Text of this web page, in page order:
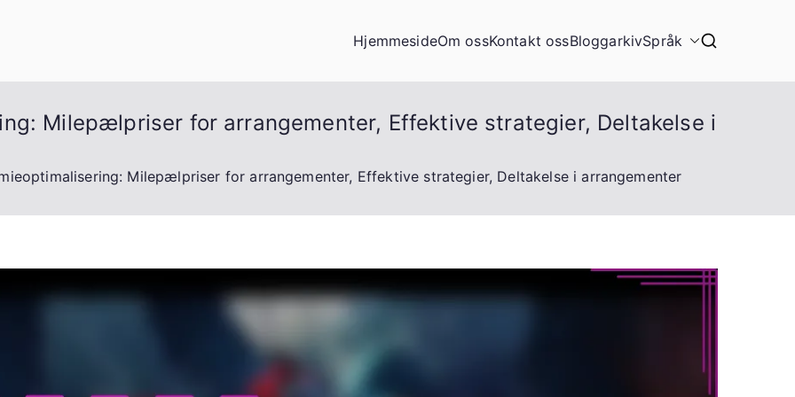
HjemmesideOm ossKontakt ossBloggarkivSpråk
Milepælpriser for arrangementer, Effektive strategier, Deltakelse i
Milepælpriser for arrangementer, Effektive strategier, Deltakelse i arrangementer